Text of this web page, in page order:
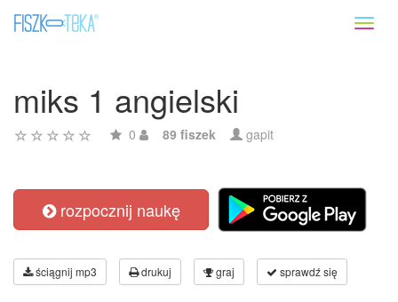
miks 1 angielski
0 89 fiszek gapit
rozpocznij naukę
ściągnij mp3 drukuj graj sprawdź się